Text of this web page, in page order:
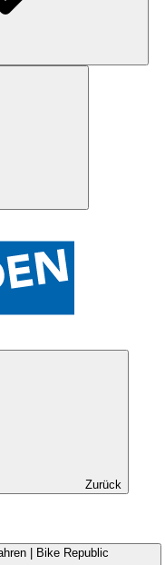
Zurück
| Bike Republic